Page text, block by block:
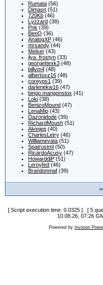
Rumata (56)
Dimasn (51)
720Kb (46)
Lyzzard (38)
Pnk (39)
BenQ (36)
AnalogXP (46)
mrsandy (44)
Melser (43)
ilya_frostyn (33)
georgettexk3 (48)
billvm4 (48)
albertoxz16 (48)
coreyps1 (39)
darlenekw16 (47)
bingo.mangonstox (41)
Loki (38)
BenizoMound (47)
LenaMip (43)
Dazonidode (39)
RichardMoush (51)
Alvinjep (40)
CharlesLetry (46)
Williamevata (51)
Spatrustml (50)
RicardoAcusy (47)
HowarddiP (51)
Leroyfed (46)
Brandonmaf (39)
[ Script execution time: 0.0325 ] [ 5
10.08.26, 07:26
Powered by Invision